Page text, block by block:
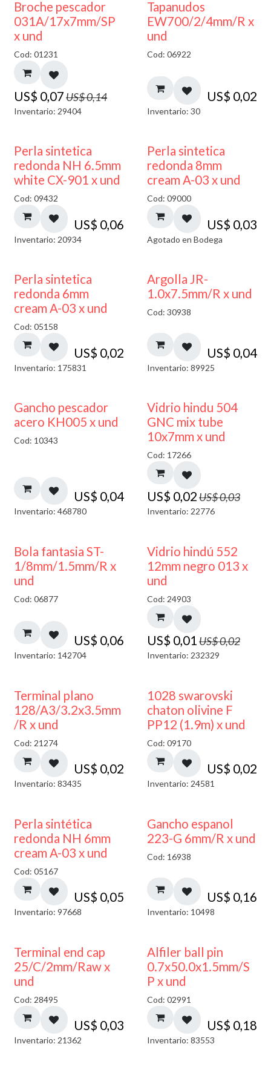
50% DESCUENTO
Broche pescador
031A/17x7mm/SP
x und
Cod: 01231
US$ 0,07US$0,14
Inventario: 29404
Tapanudos
EW700/2/4mm/R x
und
Cod: 06922
US$ 0,02
Inventario: 30
Perla sintetica
redonda NH 6.5mm
white CX-901 x und
Cod: 09432
US$ 0,06
Inventario: 20934
AGOTADO
Perla sintetica
redonda 8mm
cream A-03 x und
Cod: 09000
US$ 0,03
Agotado en Bodega
Perla sintetica
redonda 6mm
cream A-03 x und
Cod: 05158
US$ 0,02
Inventario: 175831
Argolla JR-
1.0x7.5mm/R x und
Cod: 30938
US$ 0,04
Inventario: 89925
Gancho pescador
acero KH005 x und
Cod: 10343
US$ 0,04
Inventario: 468780
40% DESCUENTO
Vidrio hindu 504
GNC mix tube
10x7mm x und
Cod: 17266
US$ 0,02US$0,03
Inventario: 22776
Bola fantasia ST-
1/8mm/1.5mm/R x
und
Cod: 06877
US$ 0,06
Inventario: 142704
40% DESCUENTO
Vidrio hindú 552
12mm negro 013 x
und
Cod: 24903
US$ 0,01US$0,02
Inventario: 232329
Terminal plano
128/A3/3.2x3.5mm
/R x und
Cod: 21274
US$ 0,02
Inventario: 83435
1028 swarovski
chaton olivine F
PP12 (1.9m) x und
Cod: 09170
US$ 0,02
Inventario: 24581
Perla sintética
redonda NH 6mm
cream A-03 x und
Cod: 05167
US$ 0,05
Inventario: 97668
Gancho espanol
223-G 6mm/R x und
Cod: 16938
US$ 0,16
Inventario: 10498
Terminal end cap
25/C/2mm/Raw x
und
Cod: 28495
US$ 0,03
Inventario: 21362
Alfiler ball pin
0.7x50.0x1.5mm/S
P x und
Cod: 02991
US$ 0,18
Inventario: 83553